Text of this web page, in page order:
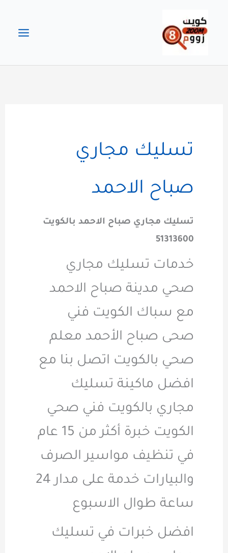
المحتوى
تسليك مجاري
صباح الاحمد
تسليك مجاري صباح الاحمد بالكويت
51313600
خدمات تسليك مجاري
صحي مدينة صباح الاحمد
مع سباك الكويت فني
صحى صباح الأحمد معلم
صحي بالكويت اتصل بنا مع
افضل ماكينة تسليك
مجاري بالكويت فني صحي
الكويت خبرة أكثر من 15 عام
في تنظيف مواسير الصرف
والبيارات خدمة على مدار 24
ساعة طوال الاسبوع
افضل خبرات في تسليك